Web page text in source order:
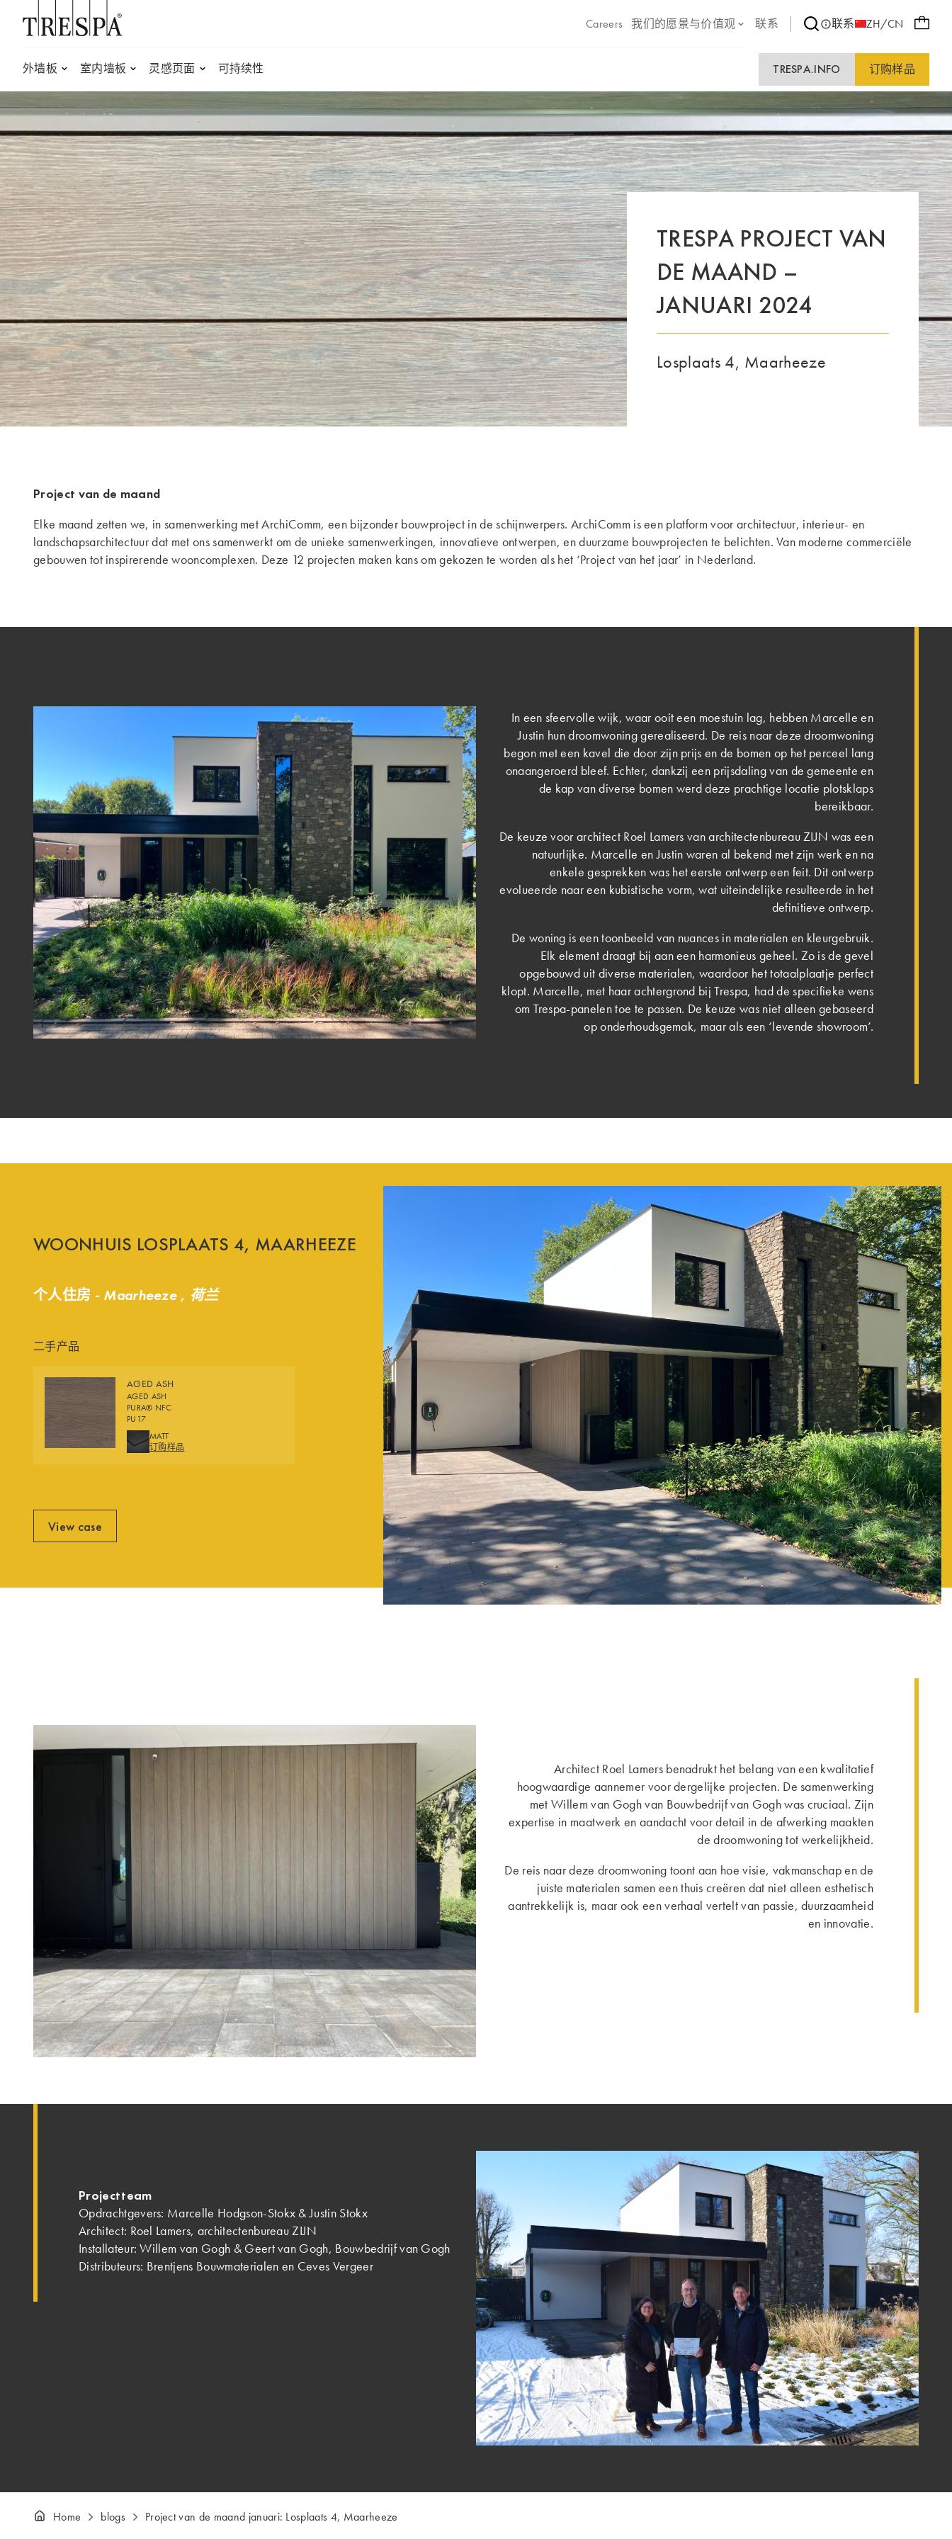
Careers
我们的愿景与价值观 联系 联系 ZH/CN
外墙板 室内墙板 灵感页面 可持续性 TRESPA.INFO 订购样品
TRESPA PROJECT VAN
DE MAAND –
JANUARI 2024
Losplaats 4, Maarheeze
Project van de maand
Elke maand zetten we, in samenwerking met ArchiComm, een bijzonder bouwproject in de schijnwerpers. ArchiComm is een platform voor architectuur, interieur- en
landschapsarchitectuur dat met ons samenwerkt om de unieke samenwerkingen, innovatieve ontwerpen, en duurzame bouwprojecten te belichten. Van moderne commerciële
gebouwen tot inspirerende wooncomplexen. Deze 12 projecten maken kans om gekozen te worden als het ‘Project van het jaar’ in Nederland.
In een sfeervolle wijk, waar ooit een moestuin lag, hebben Marcelle en
Justin hun droomwoning gerealiseerd. De reis naar deze droomwoning
begon met een kavel die door zijn prijs en de bomen op het perceel lang
onaangeroerd bleef. Echter, dankzij een prijsdaling van de gemeente en
de kap van diverse bomen werd deze prachtige locatie plotsklaps
bereikbaar.
De keuze voor architect Roel Lamers van architectenbureau ZIJN was een
natuurlijke. Marcelle en Justin waren al bekend met zijn werk en na
enkele gesprekken was het eerste ontwerp een feit. Dit ontwerp
evolueerde naar een kubistische vorm, wat uiteindelijke resulteerde in het
definitieve ontwerp.
De woning is een toonbeeld van nuances in materialen en kleurgebruik.
Elk element draagt bij aan een harmonieus geheel. Zo is de gevel
opgebouwd uit diverse materialen, waardoor het totaalplaatje perfect
klopt. Marcelle, met haar achtergrond bij Trespa, had de specifieke wens
om Trespa-panelen toe te passen. De keuze was niet alleen gebaseerd
op onderhoudsgemak, maar als een ‘levende showroom’.
WOONHUIS LOSPLAATS 4, MAARHEEZE
个人住房 - Maarheeze , 荷兰
二手产品
AGED ASH
AGED ASH
PURA® NFC
PU17
FINISHES
MATT
订购样品
View case
Architect Roel Lamers benadrukt het belang van een kwalitatief
hoogwaardige aannemer voor dergelijke projecten. De samenwerking
met Willem van Gogh van Bouwbedrijf van Gogh was cruciaal. Zijn
expertise in maatwerk en aandacht voor detail in de afwerking maakten
de droomwoning tot werkelijkheid.
De reis naar deze droomwoning toont aan hoe visie, vakmanschap en de
juiste materialen samen een thuis creëren dat niet alleen esthetisch
aantrekkelijk is, maar ook een verhaal vertelt van passie, duurzaamheid
en innovatie.
Projectteam
Opdrachtgevers: Marcelle Hodgson-Stokx & Justin Stokx
Architect: Roel Lamers, architectenbureau ZIJN
Installateur: Willem van Gogh & Geert van Gogh, Bouwbedrijf van Gogh
Distributeurs: Brentjens Bouwmaterialen en Ceves Vergeer
Home blogs Project van de maand januari: Losplaats 4, Maarheeze